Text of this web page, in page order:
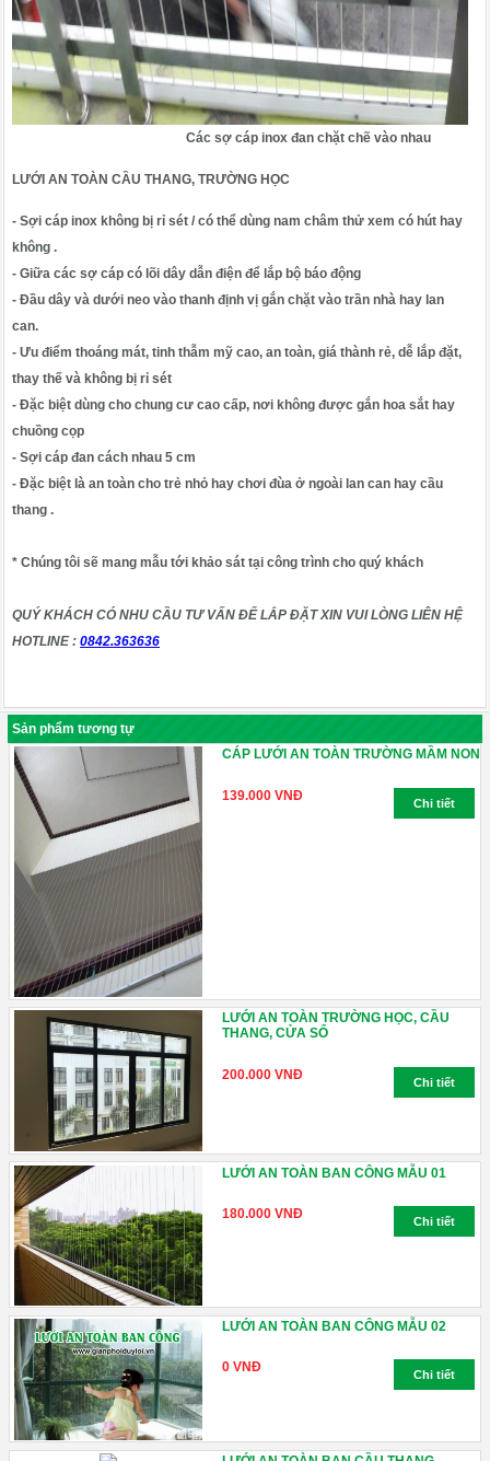
Các sợ cáp inox đan chặt chẽ vào nhau
LƯỚI AN TOÀN CẦU THANG, TRƯỜNG HỌC
- Sợi cáp inox không bị rỉ sét / có thể dùng nam châm thử xem có hút hay
không .
- Giữa các sợ cáp có lõi dây dẫn điện để lắp bộ báo động
- Đầu dây và dưới neo vào thanh định vị gắn chặt vào trần nhà hay lan
can.
- Ưu điểm thoáng mát, tinh thẫm mỹ cao, an toàn, giá thành rẻ, dễ lắp đặt,
thay thế và không bị rỉ sét
- Đặc biệt dùng cho chung cư cao cấp, nơi không được gắn hoa sắt hay
chuồng cọp
- Sợi cáp đan cách nhau 5 cm
- Đặc biệt là an toàn cho trẻ nhỏ hay chơi đùa ở ngoài lan can hay cầu
thang .
* Chúng tôi sẽ mang mẫu tới khảo sát tại công trình cho quý khách
QUÝ KHÁCH CÓ NHU CẦU TƯ VẤN ĐỂ LẮP ĐẶT XIN VUI LÒNG LIÊN HỆ
HOTLINE : 0842.363636
Sản phẩm tương tự
CÁP LƯỚI AN TOÀN TRƯỜNG MẦM NON
139.000 VNĐ Chi tiết
LƯỚI AN TOÀN TRƯỜNG HỌC, CẦU
THANG, CỬA SỔ
200.000 VNĐ Chi tiết
LƯỚI AN TOÀN BAN CÔNG MẪU 01
180.000 VNĐ Chi tiết
LƯỚI AN TOÀN BAN CÔNG MẪU 02
0 VNĐ Chi tiết